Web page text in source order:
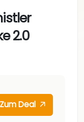
2.0
Zum Deal